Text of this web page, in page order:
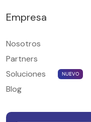
Empresa
Nosotros
Partners
Soluciones
NUEVO
Blog